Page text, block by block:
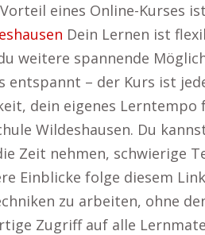
eines Online-Kurses
Dein Lernen ist
weitere spannende
entspannt – der Kurs ist
dein eigenes
Wildeshausen. Du
Zeit nehmen, schwierige
Einblicke folge diesem
zu arbeiten, ohne
Zugriff auf alle